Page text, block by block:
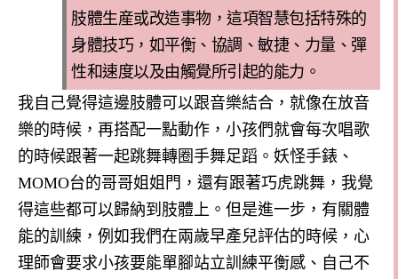
肢體生産或改造事物，這項智慧包括特殊的
身體技巧，如平衡、協調、敏捷、力量、彈
性和速度以及由觸覺所引起的能力。
我自己覺得這邊肢體可以跟音樂結合，就像在放音
樂的時候，再搭配一點動作，小孩們就會每次唱歌
的時候跟著一起跳舞轉圈手舞足蹈。妖怪手錶、
MOMO台的哥哥姐姐門，還有跟著巧虎跳舞，我覺
得這些都可以歸納到肢體上。但是進一步，有關體
能的訓練，例如我們在兩歲早產兒評估的時候，心
理師會要求小孩要能單腳站立訓練平衡感、自己不